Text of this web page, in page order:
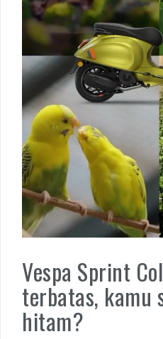
Vespa Sprint
terbatas, kamu
hitam?